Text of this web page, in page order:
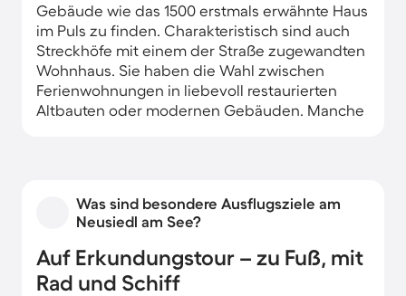
Gebäude wie das 1500 erstmals erwähnte Haus
im Puls zu finden. Charakteristisch sind auch
Streckhöfe mit einem der Straße zugewandten
Wohnhaus. Sie haben die Wahl zwischen
Ferienwohnungen in liebevoll restaurierten
Altbauten oder modernen Gebäuden. Manche
Was sind besondere Ausflugsziele am
Neusiedl am See?
Auf Erkundungstour – zu Fuß, mit
Rad und Schiff